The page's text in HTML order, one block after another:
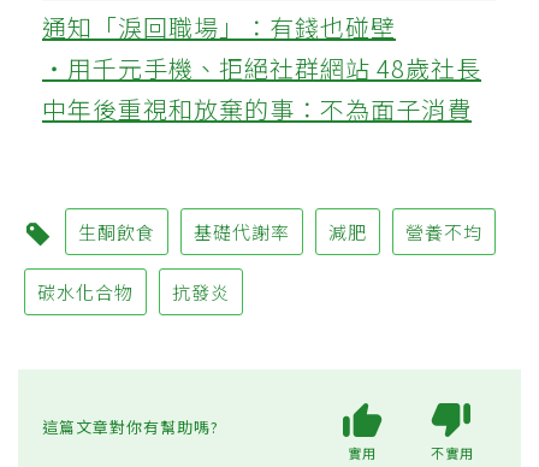
通知「淚回職場」：有錢也碰壁
‧用千元手機、拒絕社群網站 48歲社長
中年後重視和放棄的事：不為面子消費
生酮飲食 基礎代謝率 減肥 營養不均
碳水化合物 抗發炎
這篇文章對你有幫助嗎?
實用 不實用